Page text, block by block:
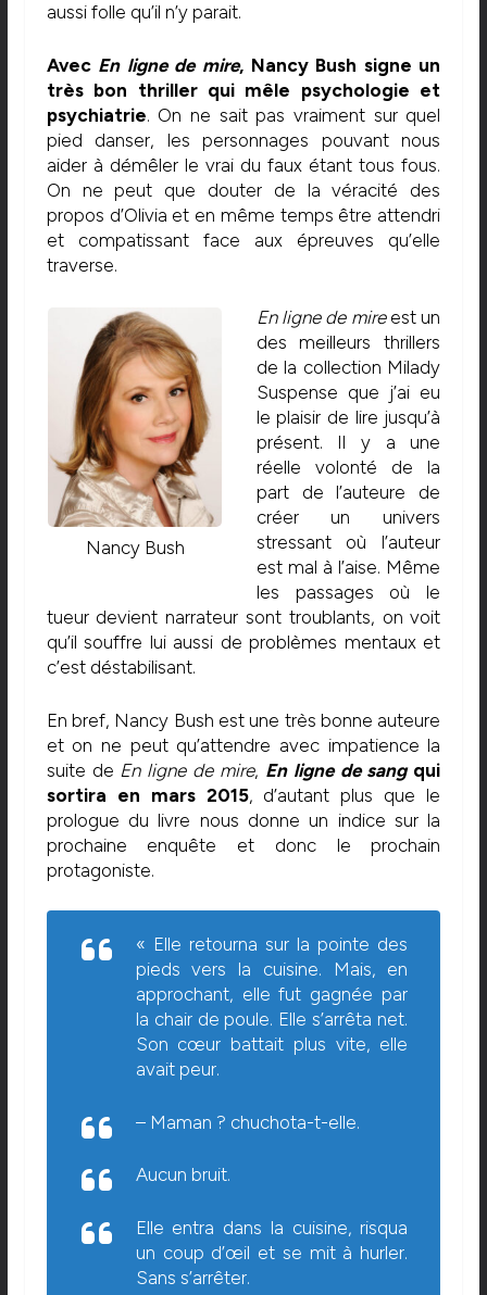
aussi folle qu’il n’y parait.
Avec En ligne de mire, Nancy Bush signe un
très bon thriller qui mêle psychologie et
psychiatrie. On ne sait pas vraiment sur quel
pied danser, les personnages pouvant nous
aider à démêler le vrai du faux étant tous fous.
On ne peut que douter de la véracité des
propos d’Olivia et en même temps être attendri
et compatissant face aux épreuves qu’elle
traverse.
Nancy Bush
En ligne de mireest un
des meilleurs thrillers
de la collection Milady
Suspense que j’ai eu
le plaisir de lire jusqu’à
présent. Il y a une
réelle volonté de la
part de l’auteure de
créer un univers
stressant où l’auteur
est mal à l’aise. Même
les passages où le
tueur devient narrateur sont troublants, on voit
qu’il souffre lui aussi de problèmes mentaux et
c’est déstabilisant.
En bref, Nancy Bush est une très bonne auteure
et on ne peut qu’attendre avec impatience la
suite de En ligne de mire, En ligne de sangqui
sortira en mars 2015, d’autant plus que le
prologue du livre nous donne un indice sur la
prochaine enquête et donc le prochain
protagoniste.
« Elle retourna sur la pointe des
pieds vers la cuisine. Mais, en
approchant, elle fut gagnée par
la chair de poule. Elle s’arrêta net.
Son cœur battait plus vite, elle
avait peur.
– Maman ? chuchota-t-elle.
Aucun bruit.
Elle entra dans la cuisine, risqua
un coup d’œil et se mit à hurler.
Sans s’arrêter.